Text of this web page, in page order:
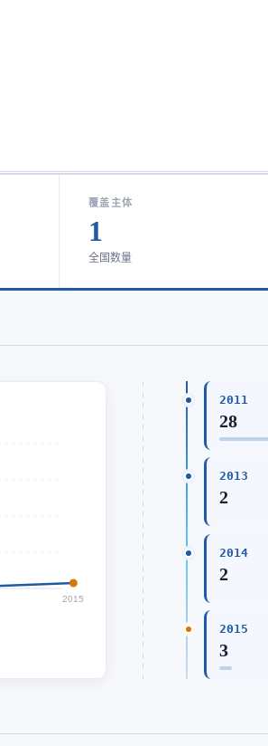
覆盖主体
1
全国数量
2015
2011
28
2013
2
2014
2
2015
3